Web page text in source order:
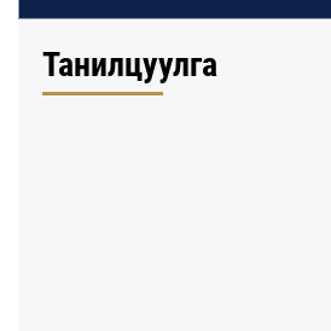
Танилцуулга